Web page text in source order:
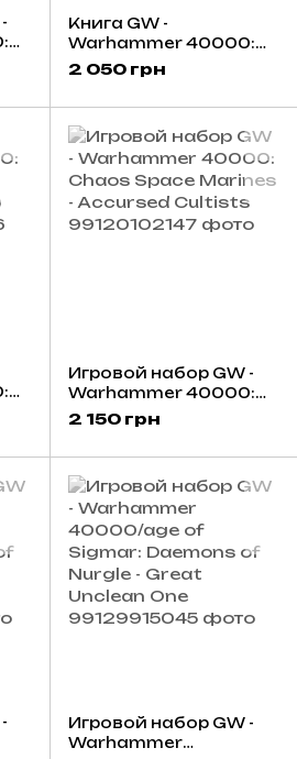
Книга GW -
Warhammer 40000:
Codex - Chaos
Daemons (Hb) (Eng)
2 050 грн
Игровой набор GW -
Warhammer 40000:
Chaos Space Marines -
Accursed Cultists
2 150 грн
Игровой набор GW -
Warhammer